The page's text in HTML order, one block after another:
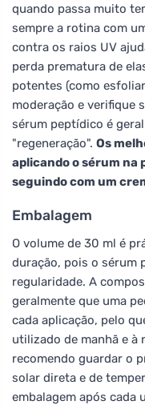
quando passa muito
sempre a rotina com
contra os raios UV
perda prematura de
potentes (como
moderação e verifique
sérum peptídico é
"regeneração". Os
aplicando o sérum na
seguindo com um
Embalagem
O volume de 30 ml é
duração, pois o sérum
regularidade. A
geralmente que uma
cada aplicação, pelo
utilizado de manhã e à
recomendo guardar o
solar direta e de
embalagem após cada